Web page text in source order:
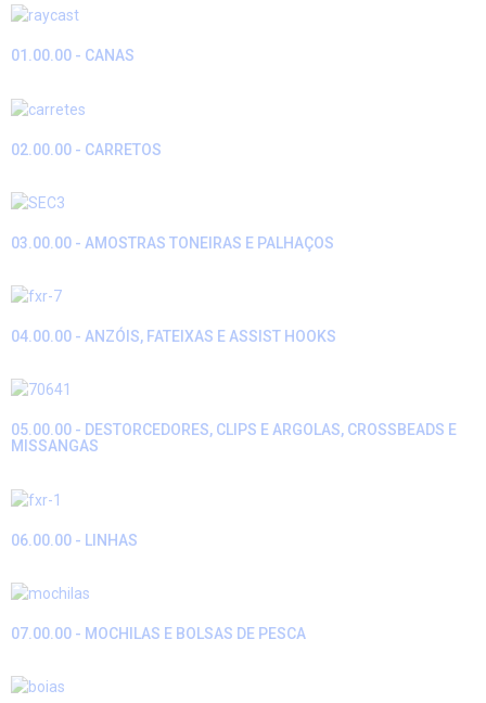
01.00.00 - CANAS
02.00.00 - CARRETOS
03.00.00 - AMOSTRAS TONEIRAS E PALHAÇOS
04.00.00 - ANZÓIS, FATEIXAS E ASSIST HOOKS
05.00.00 - DESTORCEDORES, CLIPS E ARGOLAS, CROSSBEADS E
MISSANGAS
06.00.00 - LINHAS
07.00.00 - MOCHILAS E BOLSAS DE PESCA